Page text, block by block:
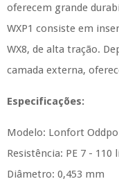
oferecem grande
WXP1 consiste em
WX8, de alta tração.
camada externa,
Especificações:
Modelo: Lonfort
Resistência: PE 7 - 110
Diâmetro: 0,453 mm